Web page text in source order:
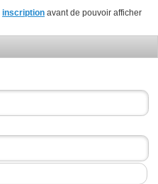
inscription avant de pouvoir afficher